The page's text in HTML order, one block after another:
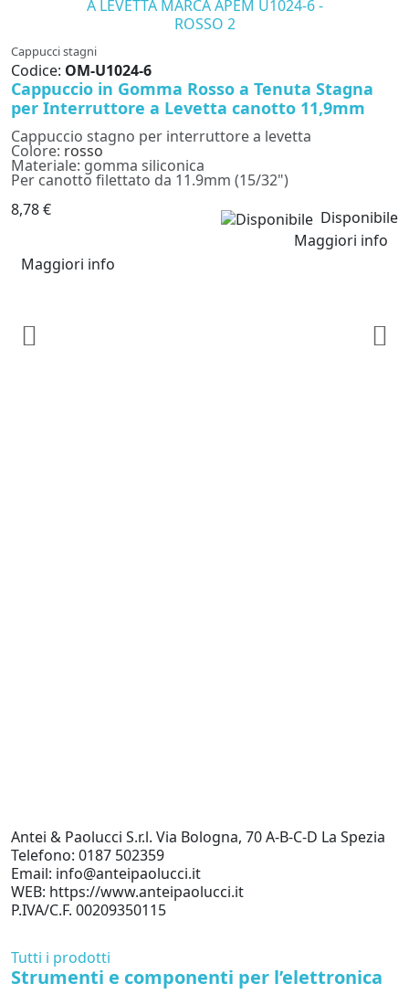
Cappucci stagni
Codice: OM-U1024-6
Cappuccio in Gomma Rosso a Tenuta Stagna
per Interruttore a Levetta canotto 11,9mm
Cappuccio stagno per interruttore a levetta
Colore: rosso
Materiale: gomma siliconica
Per canotto filettato da 11.9mm (15/32")
8,78 €
Disponibile
Maggiori info
Maggiori info
Antei & Paolucci S.r.l. Via Bologna, 70 A-B-C-D La Spezia
Telefono: 0187 502359
Email: info@anteipaolucci.it
WEB: https://www.anteipaolucci.it
P.IVA/C.F. 00209350115
Tutti i prodotti
Strumenti e componenti per l’elettronica